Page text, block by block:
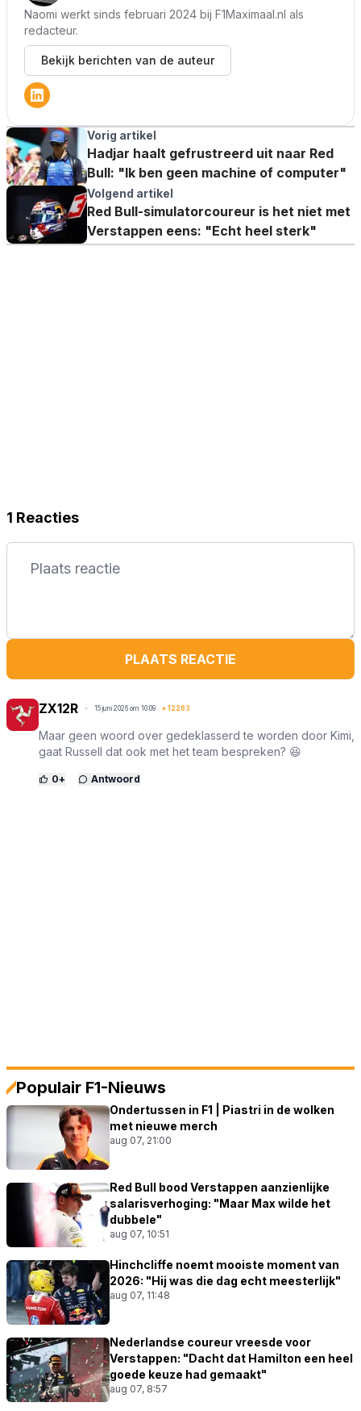
Naomi werkt sinds februari 2024 bij F1Maximaal.nl als
redacteur.
Bekijk berichten van de auteur
Vorig artikel
Hadjar haalt gefrustreerd uit naar Red
Bull: "Ik ben geen machine of computer"
Volgend artikel
Red Bull-simulatorcoureur is het niet met
Verstappen eens: "Echt heel sterk"
1 Reacties
PLAATS REACTIE
ZX12R 15 juni 2026 om 10:09 + 12263
Maar geen woord over gedeklasserd te worden door Kimi,
gaat Russell dat ook met het team bespreken? 😆
0+ Antwoord
Populair F1-Nieuws
Ondertussen in F1 | Piastri in de wolken
met nieuwe merch
aug 07, 21:00
Red Bull bood Verstappen aanzienlijke
salarisverhoging: "Maar Max wilde het
dubbele"
aug 07, 10:51
Hinchcliffe noemt mooiste moment van
2026: "Hij was die dag echt meesterlijk"
aug 07, 11:48
Nederlandse coureur vreesde voor
Verstappen: "Dacht dat Hamilton een heel
goede keuze had gemaakt"
aug 07, 8:57